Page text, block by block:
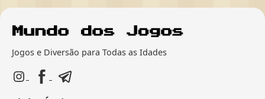
Jogos e Diversão para Todas as Idades